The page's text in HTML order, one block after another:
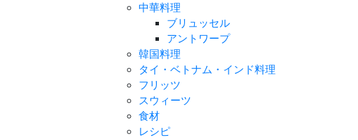
中華料理
ブリュッセル
アントワープ
韓国料理
タイ・ベトナム・インド料理
フリッツ
スウィーツ
食材
レシピ